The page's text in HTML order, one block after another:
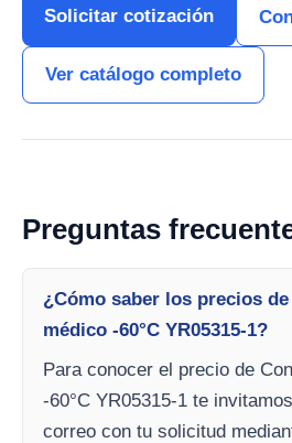
Solicitar cotización
Ver catálogo completo
Preguntas
¿Cómo saber los precios
médico -60°C YR05315-1?
Para conocer el precio de
-60°C YR05315-1 te
correo con tu solicitud